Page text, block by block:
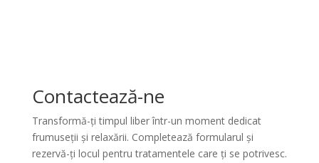
Contactează-ne
Transformă-ți timpul liber într-un moment dedicat
frumuseții și relaxării. Completează formularul și
rezervă-ți locul pentru tratamentele care ți se potrivesc.